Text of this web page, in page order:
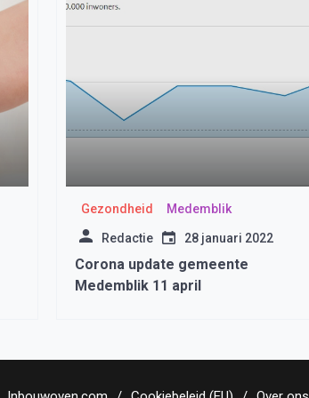
Gezondheid Medemblik
Redactie 28 januari 2022
Corona update gemeente
Medemblik 11 april